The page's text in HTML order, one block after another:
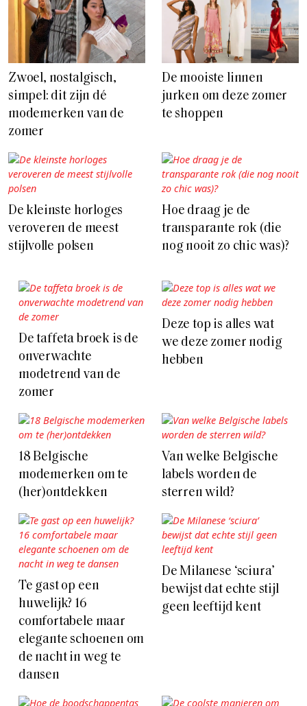
Zwoel, nostalgisch,
simpel: dit zijn dé
modemerken van de
zomer
De mooiste linnen
jurken om deze zomer
te shoppen
De kleinste horloges
veroveren de meest
stijlvolle polsen
Hoe draag je de
transparante rok (die
nog nooit zo chic was)?
De taffeta broek is de
onverwachte
modetrend van de
zomer
Deze top is alles wat
we deze zomer nodig
hebben
18 Belgische
modemerken om te
(her)ontdekken
Van welke Belgische
labels worden de
sterren wild?
Te gast op een
huwelijk? 16
comfortabele maar
elegante schoenen om
de nacht in weg te
dansen
De Milanese ‘sciura’
bewijst dat echte stijl
geen leeftijd kent